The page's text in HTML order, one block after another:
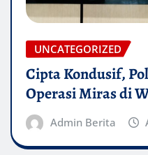
UNCATEGORIZED
Cipta Kondusif,
Operasi Miras di
Admin Berita